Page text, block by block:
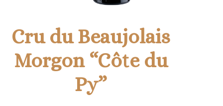
Cru du Beaujolais
Morgon “Côte du
Py”